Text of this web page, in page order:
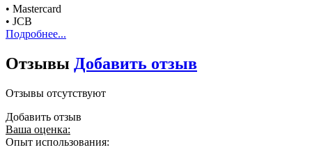
• Mastercard
• JCB
Подробнее...
Отзывы Добавить отзыв
Отзывы отсутствуют
Добавить отзыв
Ваша оценка:
Опыт использования: